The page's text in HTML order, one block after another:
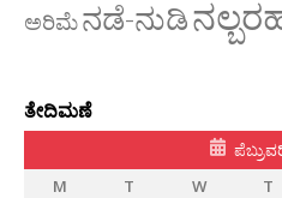
ಅರಿಮೆನಡೆ-ನುಡಿ
ತೇದಿಮಣೆ
M
T W T